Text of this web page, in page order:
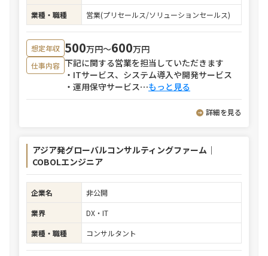
業種・職種
営業(プリセールス/ソリューションセールス)
想定年収 500万円〜600万円
仕事内容 下記に関する営業を担当していただきます
・ITサービス、システム導入や開発サービス
・運用保守サービス⋯もっと見る
詳細を見る
アジア発グローバルコンサルティングファーム｜
COBOLエンジニア
企業名
非公開
業界
DX・IT
業種・職種
コンサルタント